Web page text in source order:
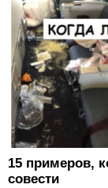
15 примеров,
совести